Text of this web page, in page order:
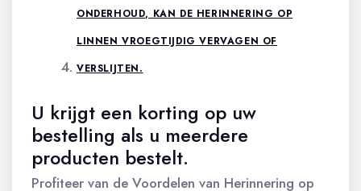
ONDERHOUD, KAN DE HERINNERING OP
LINNEN VROEGTIJDIG VERVAGEN OF
VERSLIJTEN.
U krijgt een korting op uw
bestelling als u meerdere
producten bestelt.
Profiteer van de Voordelen van Herinnering op